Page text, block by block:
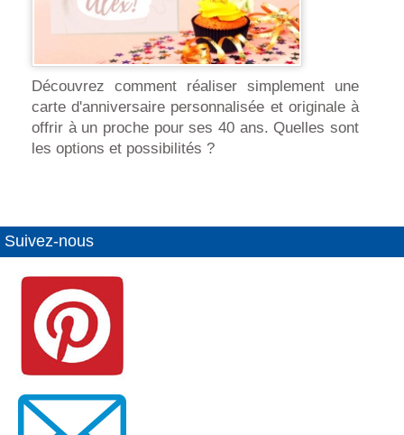
Découvrez comment réaliser simplement une
carte d'anniversaire personnalisée et originale à
offrir à un proche pour ses 40 ans. Quelles sont
les options et possibilités ?
Suivez-nous